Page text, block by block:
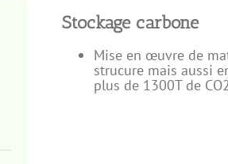
Stockage carbone
Mise en œuvre de
strucure mais aussi
plus de 1300T de